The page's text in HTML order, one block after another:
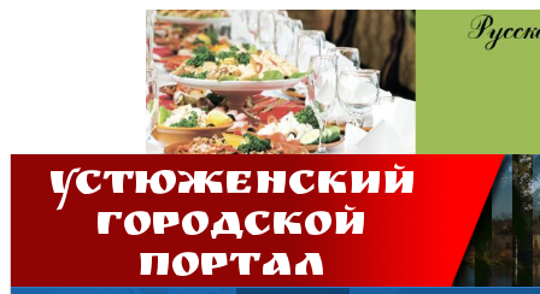
Устюженский
Городской
портал